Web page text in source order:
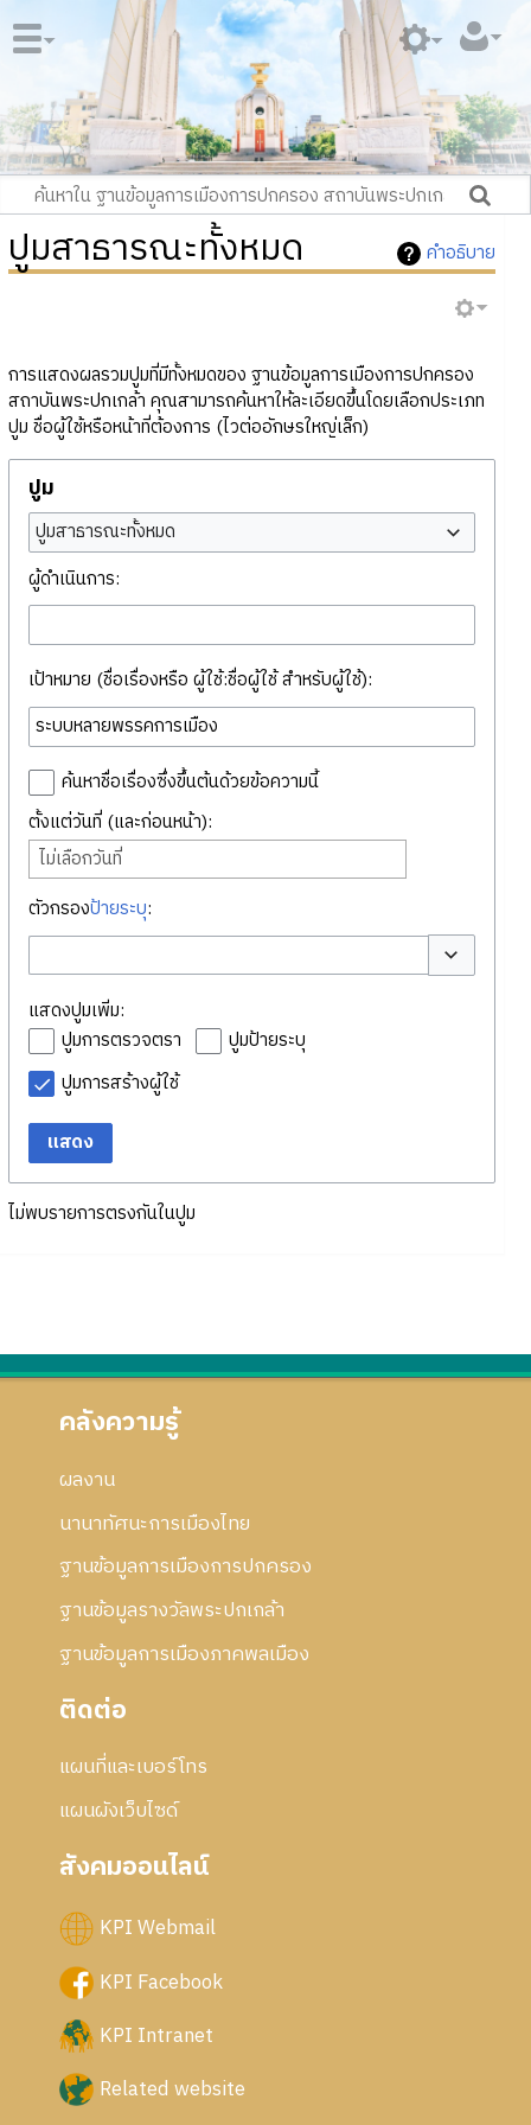
คำอธิบาย
ปูมสาธารณะทั้งหมด
การแสดงผลรวมปูมที่มีทั้งหมดของ ฐานข้อมูลการเมืองการปกครอง
สถาบันพระปกเกล้า คุณสามารถค้นหาให้ละเอียดขึ้นโดยเลือกประเภท
ปูม ชื่อผู้ใช้หรือหน้าที่ต้องการ (ไวต่ออักษรใหญ่เล็ก)
ปูม
ปูมสาธารณะทั้งหมด
ผู้ดำเนินการ:
เป้าหมาย (ชื่อเรื่องหรือ ผู้ใช้:ชื่อผู้ใช้ สำหรับผู้ใช้):
ค้นหาชื่อเรื่องซึ่งขึ้นต้นด้วยข้อความนี้
ตั้งแต่วันที่ (และก่อนหน้า):
ไม่เลือกวันที่
ตัวกรองป้ายระบุ:
สลับตัวเลือก
แสดงปูมเพิ่ม:
ปูมการตรวจตรา
ปูมป้ายระบุ
ปูมการสร้างผู้ใช้
แสดง
ไม่พบรายการตรงกันในปูม
คลังความรู้
ผลงาน
นานาทัศนะการเมืองไทย
ฐานข้อมูลการเมืองการปกครอง
ฐานข้อมูลรางวัลพระปกเกล้า
ฐานข้อมูลการเมืองภาคพลเมือง
ติดต่อ
แผนที่และเบอร์โทร
แผนผังเว็บไซด์
สังคมออนไลน์
KPI Webmail
KPI Facebook
KPI Intranet
Related website